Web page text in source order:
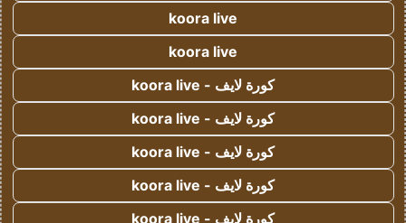
koora live
koora live
كورة لايف - koora live
كورة لايف - koora live
كورة لايف - koora live
كورة لايف - koora live
كورة لايف - koora live